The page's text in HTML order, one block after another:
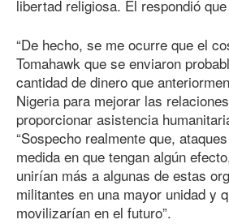
libertad religiosa. Él respondió
“De hecho, se me ocurre que el
Tomahawk que se enviaron
cantidad de dinero que
Nigeria para mejorar las
proporcionar asistencia
“Sospecho realmente que,
medida en que tengan algún
unirían más a algunas de estas
militantes en una mayor unidad y
movilizarían en el futuro”.